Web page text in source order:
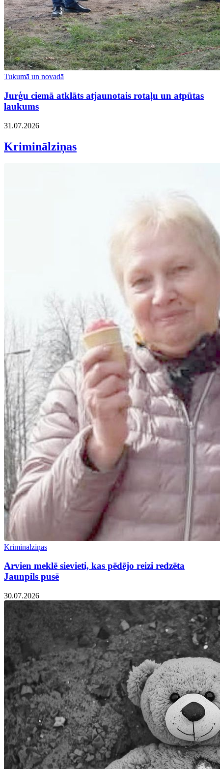
Tukumā un novadā
Jurģu ciemā atklāts atjaunotais rotaļu un atpūtas
laukums
31.07.2026
Kriminālziņas
Kriminālziņas
Arvien meklē sievieti, kas pēdējo reizi redzēta
Jaunpils pusē
30.07.2026